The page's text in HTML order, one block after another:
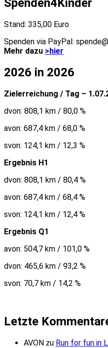
Spenden4Kinder
Stand: 335,00 Euro
Spenden via PayPal:
Mehr dazu >hier
2026 in 2026
Zielerreichung / Tag –
dvon: 808,1 km / 80,0 %
avon: 687,4 km / 68,0 %
svon: 124,1 km / 12,3 %
Ergebnis H1
dvon: 808,1 km / 80,4 %
avon: 687,4 km / 68,4 %
svon: 124,1 km / 12,4 %
Ergebnis Q1
avon: 504,7 km / 101,0 %
dvon: 465,6 km / 93,2 %
svon: 70,7 km / 14,2 %
Letzte
AVON zu Run for fun in